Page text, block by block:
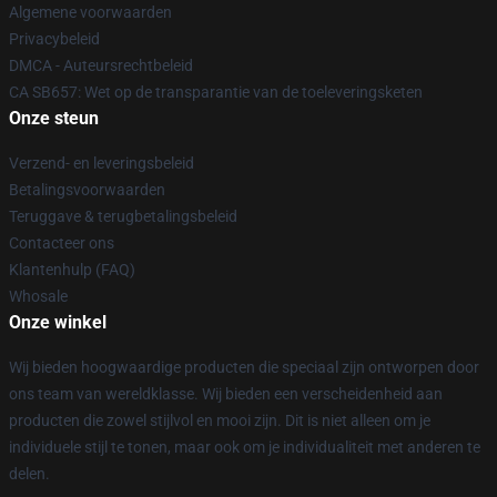
Algemene voorwaarden
Privacybeleid
DMCA - Auteursrechtbeleid
CA SB657: Wet op de transparantie van de toeleveringsketen
Onze steun
Verzend- en leveringsbeleid
Betalingsvoorwaarden
Teruggave & terugbetalingsbeleid
Contacteer ons
Klantenhulp (FAQ)
Whosale
Onze winkel
Wij bieden hoogwaardige producten die speciaal zijn ontworpen door
ons team van wereldklasse. Wij bieden een verscheidenheid aan
producten die zowel stijlvol en mooi zijn. Dit is niet alleen om je
individuele stijl te tonen, maar ook om je individualiteit met anderen te
delen.